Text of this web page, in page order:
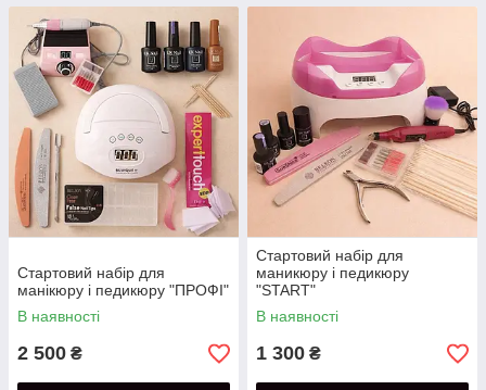
Стартовий набір для
манікюру і педикюру "ПРОФІ"
В наявності
2 500 ₴
Стартовий набір для
маникюру і педикюру
"START"
В наявності
1 300 ₴